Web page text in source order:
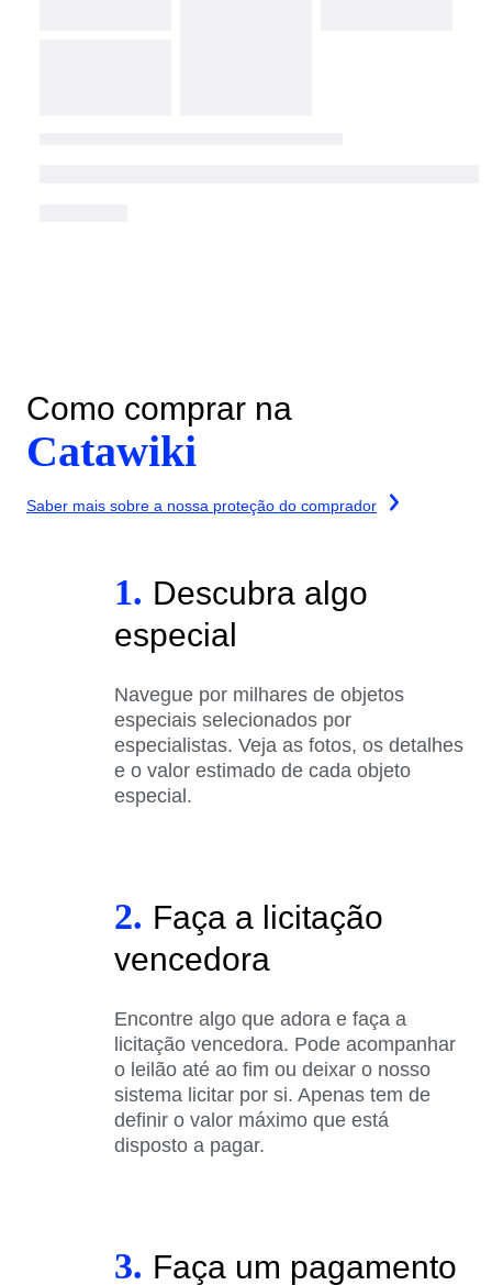
Como comprar na
Catawiki
Saber mais sobre a nossa proteção do comprador
1. Descubra algo
especial
Navegue por milhares de objetos
especiais selecionados por
especialistas. Veja as fotos, os detalhes
e o valor estimado de cada objeto
especial.
2. Faça a licitação
vencedora
Encontre algo que adora e faça a
licitação vencedora. Pode acompanhar
o leilão até ao fim ou deixar o nosso
sistema licitar por si. Apenas tem de
definir o valor máximo que está
disposto a pagar.
3. Faça um pagamento